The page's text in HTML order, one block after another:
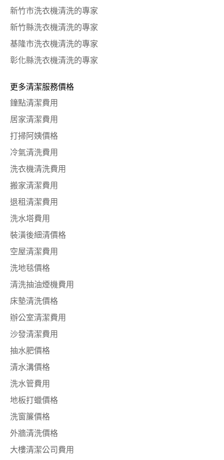
新竹市洗衣機清洗的專家
新竹縣洗衣機清洗的專家
基隆市洗衣機清洗的專家
彰化縣洗衣機清洗的專家
更多清潔服務價格
鐘點清潔費用
居家清潔費用
打掃阿姨價格
冷氣清洗費用
洗衣機清洗費用
搬家清潔費用
退租清潔費用
洗水塔費用
裝潢後細清價格
空屋清潔費用
洗地毯價格
清洗抽油煙機費用
床墊清洗價格
辦公室清潔費用
沙發清潔費用
抽水肥價格
清水溝價格
洗水管費用
地板打蠟價格
洗窗簾價格
外牆清洗價格
大樓清潔公司費用